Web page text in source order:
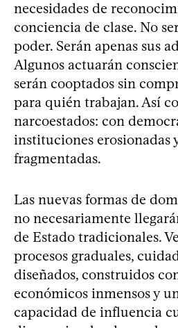
necesidades de
conciencia de clase. No
poder. Serán apenas sus
Algunos actuarán
serán cooptados sin
para quién trabajan. Así
narcoestados: con
instituciones erosionadas
fragmentadas.
Las nuevas formas de
no necesariamente
de Estado tradicionales.
procesos graduales,
diseñados, construidos
económicos inmensos y
capacidad de influencia